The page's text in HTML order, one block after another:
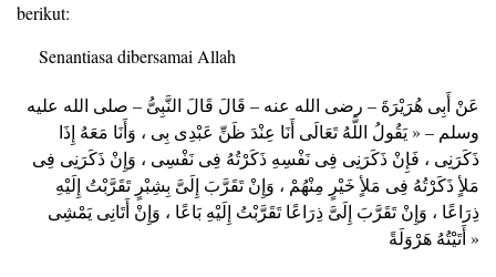
berikut:
Senantiasa dibersamai Allah
عَنْ أَبِى هُرَيْرَةَ – رضى الله عنه – قَالَ قَالَ النَّبِىُّ – صلى الله عليه
وسلم – « يَقُولُ اللَّهُ تَعَالَى أَنَا عِنْدَ ظَنِّ عَبْدِى بِى ، وَأَنَا مَعَهُ إِذَا
ذَكَرَنِى ، فَإِنْ ذَكَرَنِى فِى نَفْسِهِ ذَكَرْتُهُ فِى نَفْسِى ، وَإِنْ ذَكَرَنِى فِى
مَلأٍ ذَكَرْتُهُ فِى مَلأٍ خَيْرٍ مِنْهُمْ ، وَإِنْ تَقَرَّبَ إِلَىَّ بِشِبْرٍ تَقَرَّبْتُ إِلَيْهِ
ذِرَاعًا ، وَإِنْ تَقَرَّبَ إِلَىَّ ذِرَاعًا تَقَرَّبْتُ إِلَيْهِ بَاعًا ، وَإِنْ أَتَانِى يَمْشِى
أَتَيْتُهُ هَرْوَلَةً »